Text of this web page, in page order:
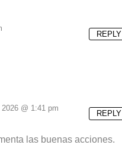
REPLY
@ 1:41 pm
las buenas acciones.
REPLY